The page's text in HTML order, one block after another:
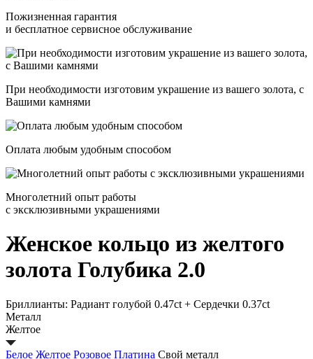
Пожизненная гарантия
и бесплатное сервисное обслуживание
При необходимости изготовим украшение из вашего золота, с
Вашими камнями
Оплата любым удобным способом
Многолетний опыт работы
с эксклюзивными украшениями
Женское кольцо из желтого
золота Голубика 2.0
Бриллианты: Радиант голубой 0.47сt + Сердечки 0.37ct
Металл
Желтое
Белое Желтое Розовое Платина Свой металл